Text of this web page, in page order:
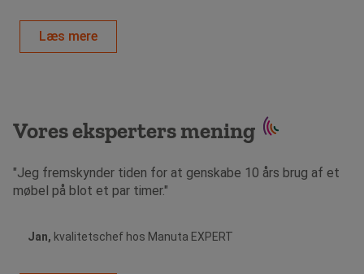
Læs mere
Vores eksperters mening
"Jeg fremskynder tiden for at genskabe 10 års brug af et
møbel på blot et par timer."
Jan, kvalitetschef hos Manuta EXPERT